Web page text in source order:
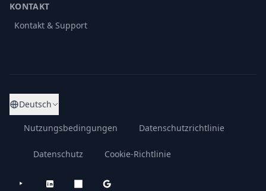
KONTAKT
Kontakt & Support
Deutsch
Nutzungsbedingungen Datenschutzrichtlinie
Datenschutz Cookie-Richtlinie